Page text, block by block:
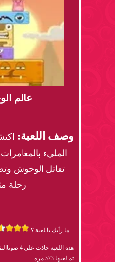
عالم
وصف اللعبة:
المليء
تقاتل الوحوش
رحلة
ما رأيك باللعبة ؟
هذه اللعبة حاذت علي 4 صوتا
تم لعبها 573 مره